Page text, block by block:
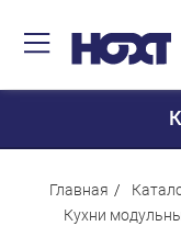
Главная
Кухни